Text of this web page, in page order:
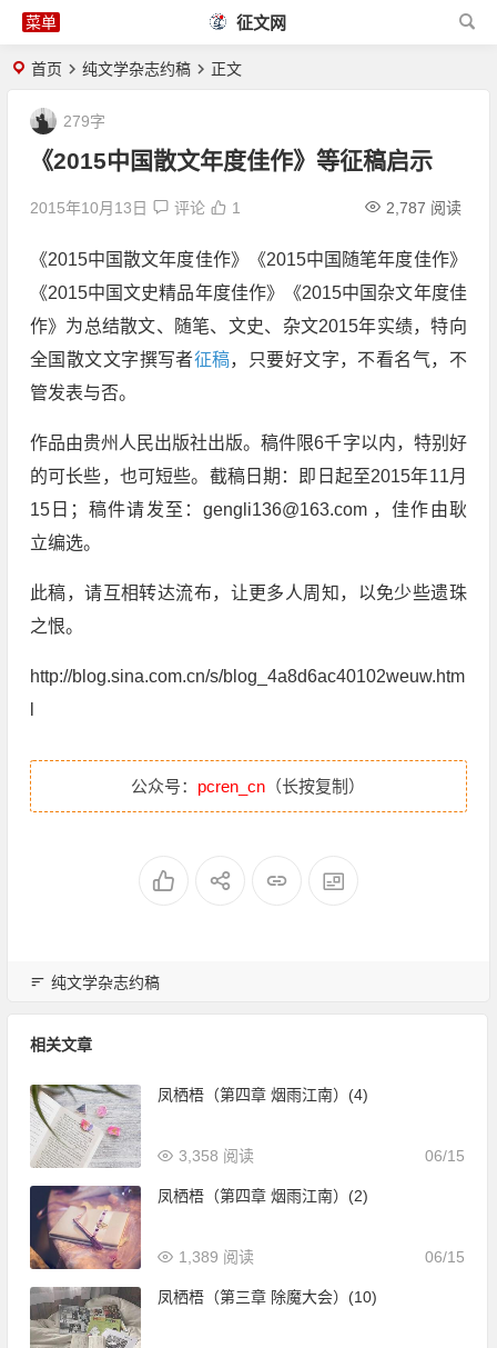
征文网
首页 纯文学杂志约稿 正文
《2015中国散文年度佳作》等征稿启示
2015年10月13日 评论 2,787 阅读
1
279字
《2015中国散文年度佳作》《2015中国随笔年度佳作》
《2015中国文史精品年度佳作》《2015中国杂文年度佳
作》为总结散文、随笔、文史、杂文2015年实绩，特向
全国散文文字撰写者征稿，只要好文字，不看名气，不
管发表与否。
作品由贵州人民出版社出版。稿件限6千字以内，特别好
的可长些，也可短些。截稿日期：即日起至2015年11月
15日；稿件请发至：gengli136@163.com ，佳作由耿
立编选。
此稿，请互相转达流布，让更多人周知，以免少些遗珠
之恨。
http://blog.sina.com.cn/s/blog_4a8d6ac40102weuw.htm
公众号： pcren_cn （长按复制）
纯文学杂志约稿
相关文章
凤栖梧（第四章 烟雨江南）(4)
06/15
3,358 阅读
凤栖梧（第四章 烟雨江南）(2)
06/15
1,389 阅读
凤栖梧（第三章 除魔大会）(10)